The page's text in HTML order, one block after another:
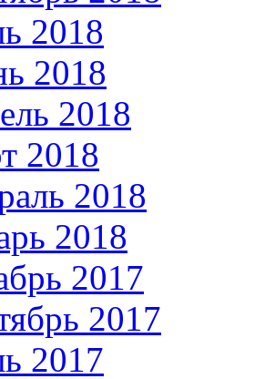
2018
2018
2018
2018
2018
2018
2017
2017
2017